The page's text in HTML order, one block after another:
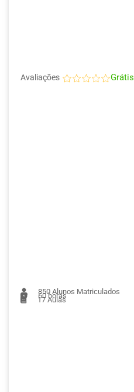
Avaliações Grátis
850 Alunos Matriculados
60 horas
17Aulas